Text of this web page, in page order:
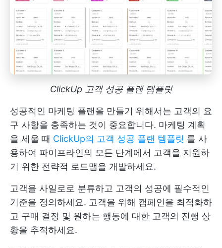
ClickUp 고객 성공 플랜 템플릿
성공적인 마케팅 플랜을 만들기 위해서는 고객의 요
구 사항을 충족하는 것이 중요합니다. 마케팅 계획
을 세울 때 ClickUp의 고객 성공 플랜 템플릿 를 사
용하여 파이프라인의 모든 단계에서 고객을 지원하
기 위한 전략적 로드맵을 개발하세요.
고객을 사일로로 분류하고 고객의 성공에 필수적인
기준을 정의하세요. 고객을 위해 캠페인을 최적화하
고 구매 결정 및 원하는 행동에 대한 고객의 진행 상
황을 추적하세요.